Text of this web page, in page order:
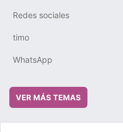
Redes sociales
timo
WhatsApp
VER MÁS TEMAS